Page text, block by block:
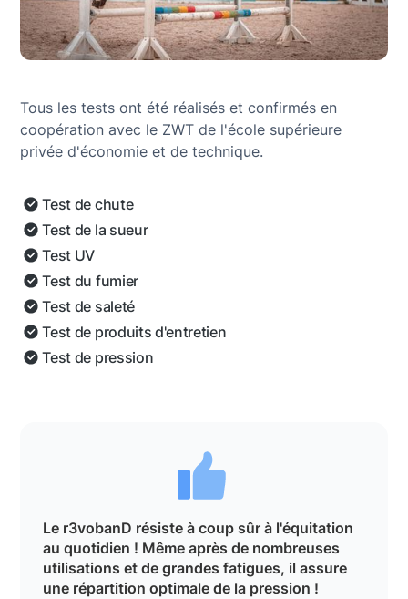
Tous les tests ont été réalisés et confirmés en
coopération avec le ZWT de l'école supérieure
privée d'économie et de technique.
Test de chute
Test de la sueur
Test UV
Test du fumier
Test de saleté
Test de produits d'entretien
Test de pression
Le r3vobanD résiste à coup sûr à l'équitation
au quotidien ! Même après de nombreuses
utilisations et de grandes fatigues, il assure
une répartition optimale de la pression !